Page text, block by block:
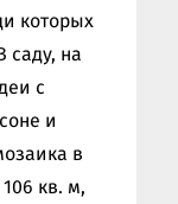
которых
саду, на
с
и
в
кв. м,